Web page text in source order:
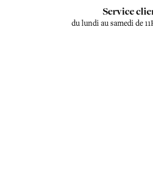
Service
du lundi au samedi de